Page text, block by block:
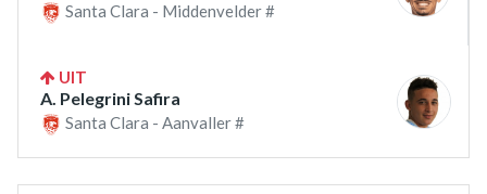
Santa Clara - Middenvelder #
UIT
A. Pelegrini Safira
Santa Clara - Aanvaller #